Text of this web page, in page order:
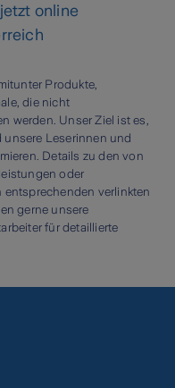
online
Produkte,
die nicht
werden. Unser Ziel ist es,
Leserinnen und
Details zu den von
oder
verlinkten
gerne unsere
für detaillierte